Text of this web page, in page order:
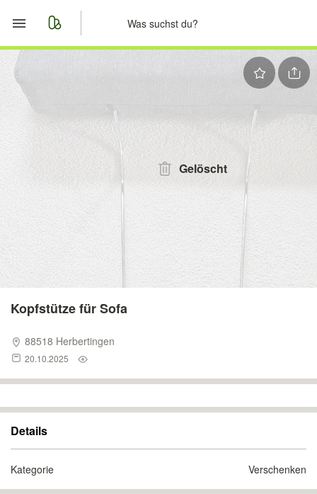
Nachrichten
Gelöscht
Kopfstütze für Sofa
88518 Herbertingen
20.10.2025
Details
Kategorie Verschenken